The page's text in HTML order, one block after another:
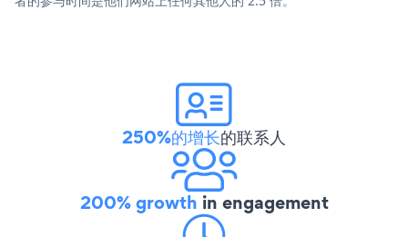
250%的增长的联系人
200% growth in engagement